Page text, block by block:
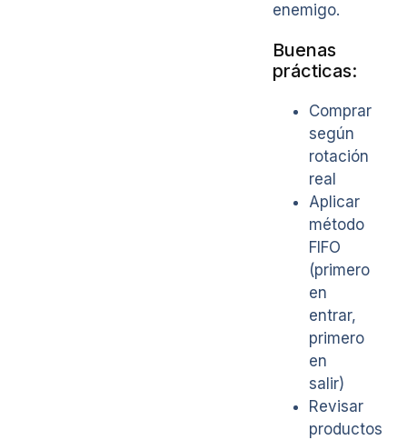
enemigo.
Buenas
prácticas:
Comprar
según
rotación
real
Aplicar
método
FIFO
(primero
en
entrar,
primero
en
salir)
Revisar
productos